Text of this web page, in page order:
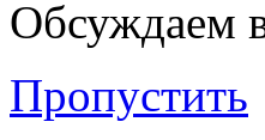
Обсуждаем
Пропустить